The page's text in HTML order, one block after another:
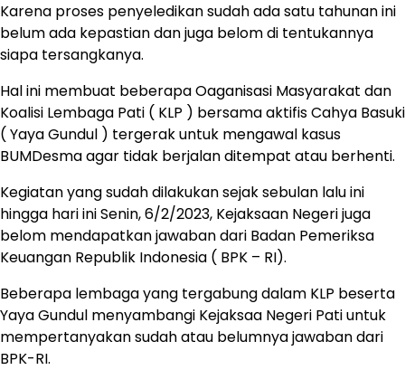
Karena proses penyeledikan sudah ada satu tahunan ini
belum ada kepastian dan juga belom di tentukannya
siapa tersangkanya.
Hal ini membuat beberapa Oaganisasi Masyarakat dan
Koalisi Lembaga Pati ( KLP ) bersama aktifis Cahya Basuki
( Yaya Gundul ) tergerak untuk mengawal kasus
BUMDesma agar tidak berjalan ditempat atau berhenti.
Kegiatan yang sudah dilakukan sejak sebulan lalu ini
hingga hari ini Senin, 6/2/2023, Kejaksaan Negeri juga
belom mendapatkan jawaban dari Badan Pemeriksa
Keuangan Republik Indonesia ( BPK – RI).
Beberapa lembaga yang tergabung dalam KLP beserta
Yaya Gundul menyambangi Kejaksaa Negeri Pati untuk
mempertanyakan sudah atau belumnya jawaban dari
BPK-RI.